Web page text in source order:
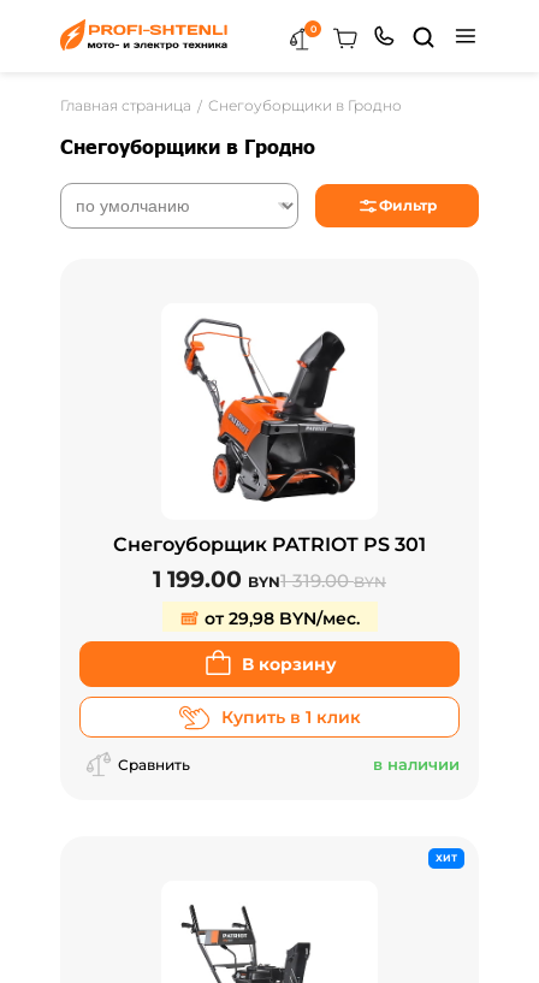
0
Главная страница Снегоуборщики в Гродно
Снегоуборщики в Гродно
Фильтр
Снегоуборщик PATRIOT PS 301
1 199.00 BYN1 319.00BYN
от 29,98 BYN/мес.
В корзину
Купить в 1 клик
Сравнить в наличии
ХИТ